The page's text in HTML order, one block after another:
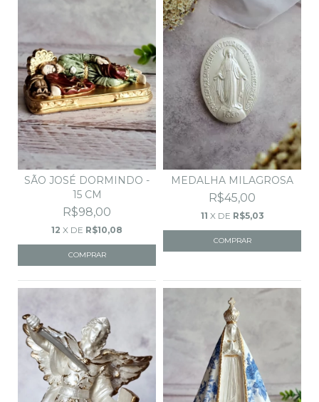
SÃO JOSÉ DORMINDO -
15 CM
R$98,00
12 X DE R$10,08
MEDALHA MILAGROSA
R$45,00
11 X DE R$5,03